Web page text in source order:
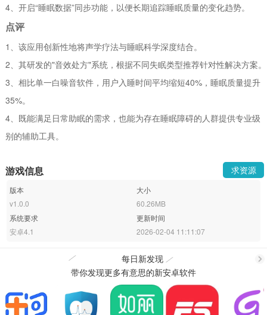
4、开启“睡眠数据”同步功能，以便长期追踪睡眠质量的变化趋势。
点评
1、该应用创新性地将声学疗法与睡眠科学深度结合。
2、其研发的"音效处方"系统，根据不同失眠类型推荐针对性解决方案。
3、相比单一白噪音软件，用户入睡时间平均缩短40%，睡眠质量提升
35%。
4、既能满足日常助眠的需求，也能为存在睡眠障碍的人群提供专业级
别的辅助工具。
游戏信息 求资源
版本
v1.0.0
大小
60.26MB
系统要求
安卓4.1
更新时间
2026-02-04 11:11:07
每日新发现
带你发现更多有意思的新安卓软件